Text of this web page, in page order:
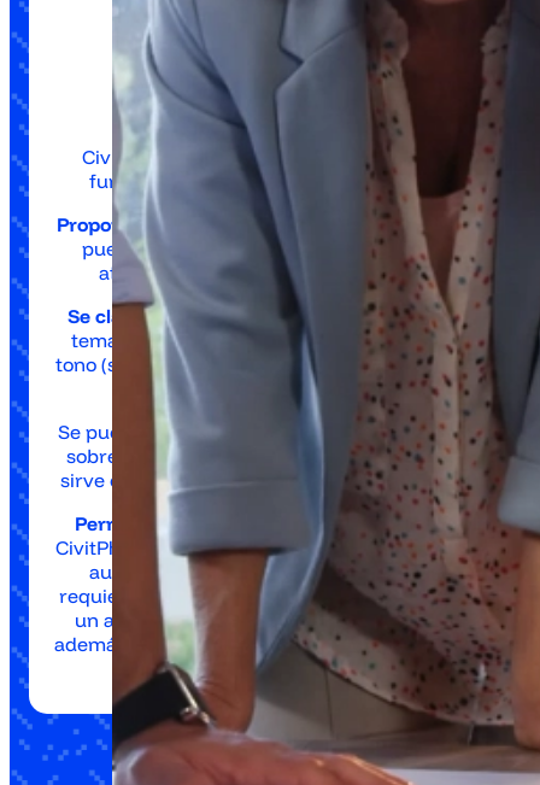
Para el equipo de
gobierno
CivitPhone no solo atiende llamadas, sino que
funciona como una
herramienta de gestión.
Proporciona un cuadro de mando central
donde se
pueden visualizar en tiempo real las llamadas
atendidas, sus transcripciones y métricas
Se clasifican automáticamente las consultas por
temas, áreas y hasta se detecta el sentimiento o
tono (si la gente está insatisfecha, confundida, etc.)
Identifica problemas recurrentes:
Se pueden detectar patrones (ej. muchas llamadas
sobre iluminación pública en cierto barrio) lo que
sirve como alerta temprana para el Ayuntamiento.
Permite un flujo híbrido bot ⇄ agente humano:
CivitPhone resuelve muchas cuestiones de manera
autónoma, pero si detecta que una consulta
requiere intervención humana, deriva la llamada a
un agente municipal disponible, transfiriéndole
además el contexto (un resumen de lo conversado).